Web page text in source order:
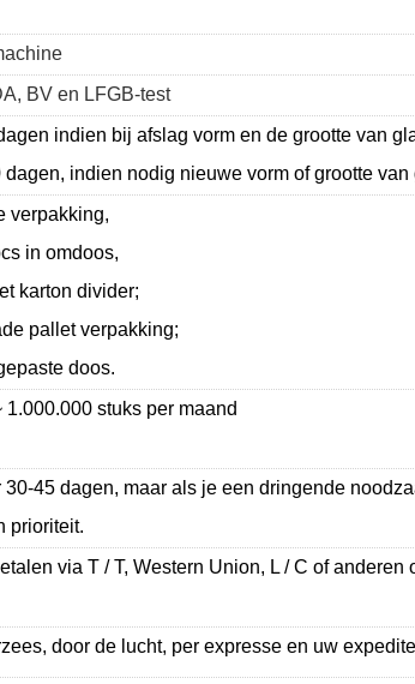
BV en LFGB-test
indien bij afslag vorm en de grootte van
dagen, indien nodig nieuwe vorm of grootte van
verpakking,
in omdoos,
karton divider;
pallet verpakking;
doos.
1.000.000 stuks per maand
30-45 dagen, maar als je een dringende
prioriteit.
via T / T, Western Union, L / C of anderen
door de lucht, per expresse en uw